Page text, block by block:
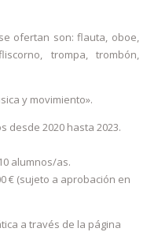
ofertan son: flauta, oboe,
trompa, trombón,
y movimiento».
desde 2020 hasta 2023.
alumnos/as.
€ (sujeto a aprobación en
a través de la página